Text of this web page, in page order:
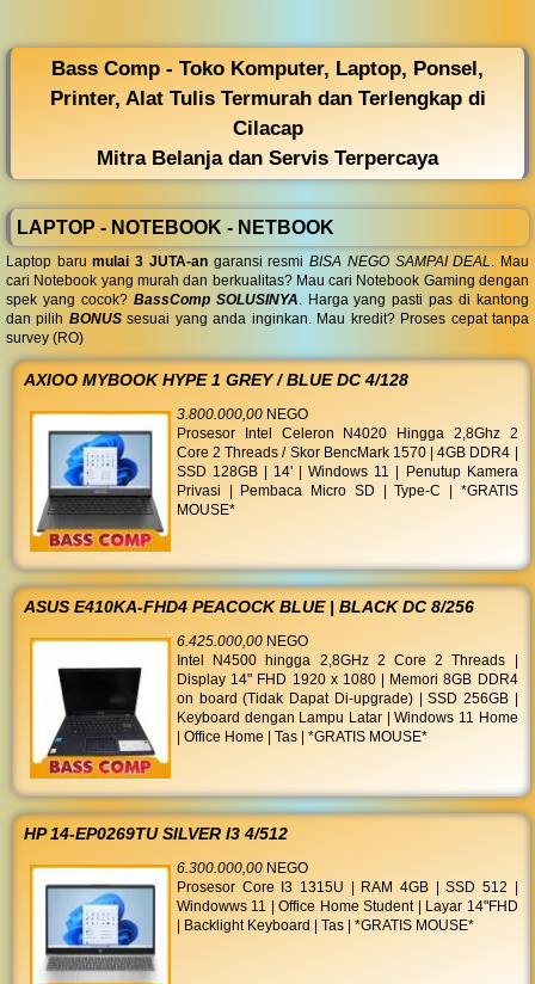
Bass Comp - Toko Komputer, Laptop, Ponsel,
Printer, Alat Tulis Termurah dan Terlengkap di
Cilacap
Mitra Belanja dan Servis Terpercaya
LAPTOP - NOTEBOOK - NETBOOK
Laptop barumulai 3 JUTA-angaransi resmiBISA NEGO SAMPAI DEAL. Mau
cari Notebook yang murah dan berkualitas? Mau cari Notebook Gaming dengan
spek yang cocok? BassComp SOLUSINYA. Harga yang pasti pas di kantong
dan pilih BONUSsesuai yang anda inginkan. Mau kredit? Proses cepat tanpa
survey (RO)
AXIOO MYBOOK HYPE 1 GREY / BLUE DC 4/128
3.800.000,00 NEGO
Prosesor Intel Celeron N4020 Hingga 2,8Ghz 2
Core 2 Threads / Skor BencMark 1570 | 4GB DDR4 |
SSD 128GB | 14' | Windows 11 | Penutup Kamera
Privasi | Pembaca Micro SD | Type-C | *GRATIS
MOUSE*
ASUS E410KA-FHD4 PEACOCK BLUE | BLACK DC 8/256
6.425.000,00 NEGO
Intel N4500 hingga 2,8GHz 2 Core 2 Threads |
Display 14" FHD 1920 x 1080 | Memori 8GB DDR4
on board (Tidak Dapat Di-upgrade) | SSD 256GB |
Keyboard dengan Lampu Latar | Windows 11 Home
| Office Home | Tas | *GRATIS MOUSE*
HP 14-EP0269TU SILVER I3 4/512
6.300.000,00 NEGO
Prosesor Core I3 1315U | RAM 4GB | SSD 512 |
Windowws 11 | Office Home Student | Layar 14"FHD
| Backlight Keyboard | Tas | *GRATIS MOUSE*